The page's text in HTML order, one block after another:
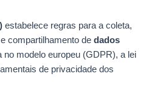
estabelece regras para a coleta,
compartilhamento de dados
no modelo europeu (GDPR), a lei
de privacidade dos